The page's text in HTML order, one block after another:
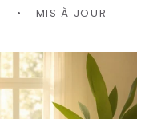
MIS À JOUR